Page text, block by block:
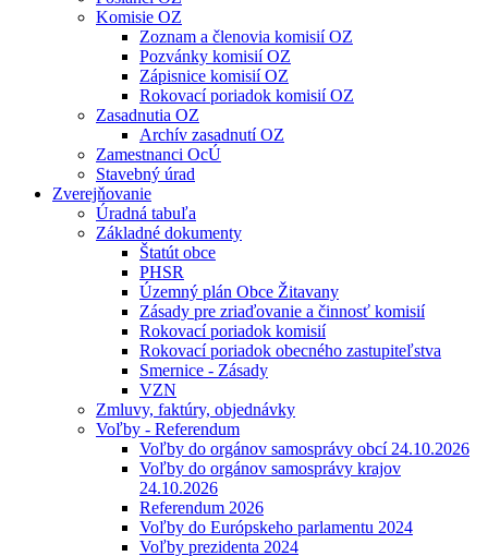
Komisie OZ
Zoznam a členovia komisií OZ
Pozvánky komisií OZ
Zápisnice komisií OZ
Rokovací poriadok komisií OZ
Zasadnutia OZ
Archív zasadnutí OZ
Zamestnanci OcÚ
Stavebný úrad
Zverejňovanie
Úradná tabuľa
Základné dokumenty
Štatút obce
PHSR
Územný plán Obce Žitavany
Zásady pre zriaďovanie a činnosť komisií
Rokovací poriadok komisií
Rokovací poriadok obecného zastupiteľstva
Smernice - Zásady
VZN
Zmluvy, faktúry, objednávky
Voľby - Referendum
Voľby do orgánov samosprávy obcí 24.10.2026
Voľby do orgánov samosprávy krajov
24.10.2026
Referendum 2026
Voľby do Európskeho parlamentu 2024
Voľby prezidenta 2024